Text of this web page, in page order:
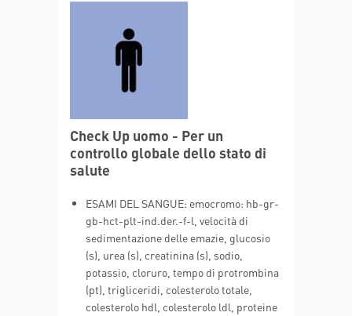
Check Up uomo - Per un
controllo globale dello stato di
salute
ESAMI DEL SANGUE: emocromo: hb-gr-
gb-hct-plt-ind.der.-f-l, velocità di
sedimentazione delle emazie, glucosio
(s), urea (s), creatinina (s), sodio,
potassio, cloruro, tempo di protrombina
(pt), trigliceridi, colesterolo totale,
colesterolo hdl, colesterolo ldl, proteine